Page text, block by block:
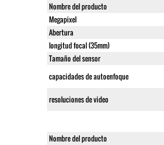
Nombre del producto
Megapixel
Abertura
longitud focal (35mm)
Tamaño del sensor
capacidades de autoenfoque
resoluciones de video
Nombre del producto